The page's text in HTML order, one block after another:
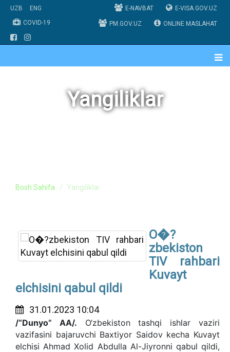
UZB
ENG
COVID-19
E-NAVBAT E-VISA.GOV.UZ
PM.GOV.UZ ONLINE MASLAHAT
Yangiliklar
Bosh Sahifa Yangiliklar
O�?
zbekiston
TIV rahbari
Kuvayt
elchisini qabul qildi
31.01.2023 10:04
/“Dunyo” AA/. O‘zbekiston tashqi ishlar vaziri
vazifasini bajaruvchi Baxtiyor Saidov kecha Kuvayt
elchisi Ahmad Xolid Abdulla Al-Jiyronni qabul qildi,